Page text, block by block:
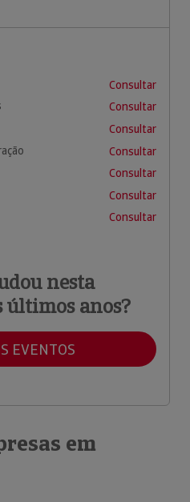
Consultar
Consultar
Consultar
Consultar
Consultar
Consultar
Consultar
nesta
últimos anos?
EVENTOS
em